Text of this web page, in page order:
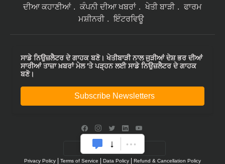
ਦੀਆ ਕਹਾਣੀਆਂ
ਕੰਪਨੀ ਦੀਆ ਖਬਰਾਂ ਖੇਤੀ ਬਾੜੀ
ਫਾਰਮ
ਮਸ਼ੀਨਰੀ
ਇੰਟਰਵਿਊ
ਸਾਡੇ ਨਿਉਜ਼ਲੈਟਰ ਦੇ ਗਾਹਕ ਬਣੋ। ਖੇਤੀਬਾੜੀ ਨਾਲ ਜੁੜੀਆਂ ਦੇਸ਼ ਭਰ ਦੀਆਂ
ਸਾਰੀਆਂ ਤਾਜ਼ਾ ਖ਼ਬਰਾਂ ਮੇਲ 'ਤੇ ਪੜ੍ਹਨ ਲਈ ਸਾਡੇ ਨਿਉਜ਼ਲੈਟਰ ਦੇ ਗਾਹਕ
ਬਣੋ।
Subscribe Newsletters
Privacy Policy | Terms of Service | Data Policy | Refund & Cancellation Policy